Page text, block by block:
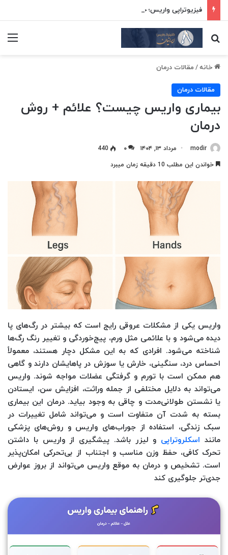
فیزیوتراپی واریس؛ جدیدترین روش‌های درمان قطعی بدون جراحی
جستجو برای
خانه/ مقالات درمان
مقالات درمان
بیماری واریس چیست؟ علائم + روش
درمان
modir مرداد ۱۳, ۱۴۰۴ ۰
440
خواندن این مطلب 10 دقیقه زمان میبرد
واریس یکی از مشکلات عروقی رایج است که بیشتر در رگ‌های پا
دیده می‌شود و با علائمی مثل ورم، پیچ‌خوردگی و تغییر رنگ رگ‌ها
شناخته می‌شود. افرادی که به این مشکل دچار هستند، معمولاً
احساس درد، سنگینی، خارش یا سوزش در پاهایشان دارند و گاهی
هم ممکن است با تورم و گرفتگی عضلات مواجه شوند. واریس
می‌تواند به دلایل مختلفی از جمله وراثت، افزایش سن، ایستادن
یا نشستن طولانی‌مدت و چاقی به وجود بیاید. درمان این بیماری
بسته به شدت آن متفاوت است و می‌تواند شامل تغییرات در
سبک زندگی، استفاده از جوراب‌های واریس و روش‌های پزشکی
مانند اسکلروتراپی و لیزر باشد. پیشگیری از واریس با داشتن
تحرک کافی، حفظ وزن مناسب و اجتناب از بی‌تحرکی امکان‌پذیر
است. تشخیص و درمان به موقع واریس می‌تواند از بروز عوارض
جدی‌تر جلوگیری کند